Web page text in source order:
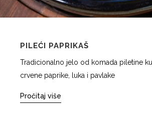
PILEĆI PAPRIKAŠ
Tradicionalno jelo od komada piletine
crvene paprike, luka i pavlake
Pročitaj više